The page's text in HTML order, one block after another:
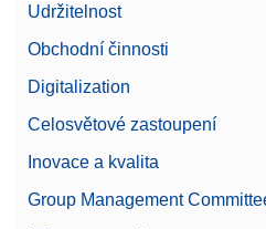
Udržitelnost
Obchodní činnosti
Digitalization
Celosvětové zastoupení
Inovace a kvalita
Group Management